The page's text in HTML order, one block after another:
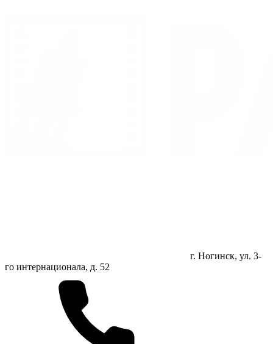
г. Ногинск, ул. 3-
го интернационала, д. 52